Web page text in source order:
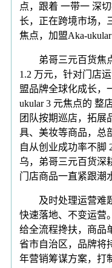
点，跟着 一带一 深
长，正在跨境市场，
焦点，加盟Aka-ukular
弟哥三元百货焦点
1.2 万元，针对门店
盟品牌全球化成长，
ukular 3 元焦点的 整
团队按期巡店，拓展
具、美妆等商品，总
自从创业成功率不脚
乌，弟哥三元百货深
门店商品一直紧跟潮
及时处理运营难题
快速落地、不变运营
给全流程搀扶，商品
省市自治区，品牌将
年营销筹谋方案，打